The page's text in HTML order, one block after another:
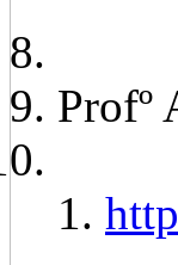
Profº